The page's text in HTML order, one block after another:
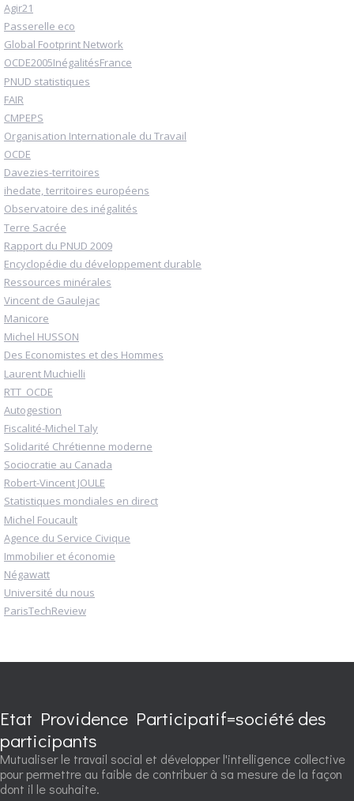
Agir21
Passerelle eco
Global Footprint Network
OCDE2005InégalitésFrance
PNUD statistiques
FAIR
CMPEPS
Organisation Internationale du Travail
OCDE
Davezies-territoires
ihedate, territoires européens
Observatoire des inégalités
Terre Sacrée
Rapport du PNUD 2009
Encyclopédie du développement durable
Ressources minérales
Vincent de Gaulejac
Manicore
Michel HUSSON
Des Economistes et des Hommes
Laurent Muchielli
RTT_OCDE
Autogestion
Fiscalité-Michel Taly
Solidarité Chrétienne moderne
Sociocratie au Canada
Robert-Vincent JOULE
Statistiques mondiales en direct
Michel Foucault
Agence du Service Civique
Immobilier et économie
Négawatt
Université du nous
ParisTechReview
Etat Providence Participatif=société des
participants
Mutualiser le travail social et développer l'intelligence collective
pour permettre au faible de contribuer à sa mesure de la façon
dont il le souhaite.